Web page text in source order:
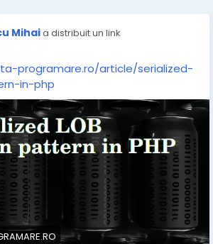
Mihaia distribuit un link
programare.ro/article/serialized-
in-php